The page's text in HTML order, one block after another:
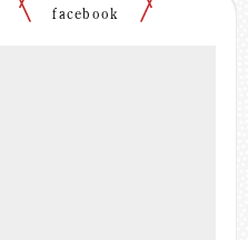
facebook